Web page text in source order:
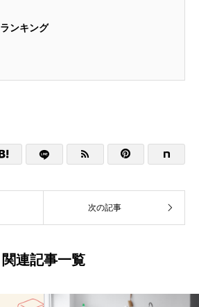
ランキング
  
次の記事
関連記事一覧